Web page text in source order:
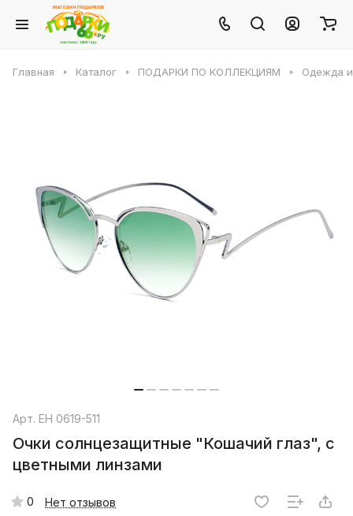
Главная Каталог ПОДАРКИ ПО КОЛЛЕКЦИЯМ Одежда
Арт. EH 0619-511
Очки солнцезащитные "Кошачий глаз", с
цветными линзами
0 Нет отзывов